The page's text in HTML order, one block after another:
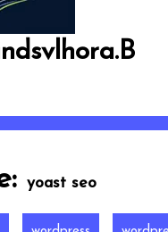
yoast seo